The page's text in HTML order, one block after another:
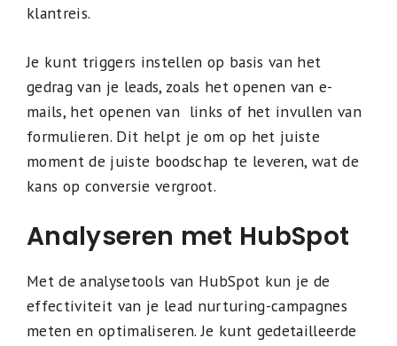
klantreis.
Je kunt triggers instellen op basis van het
gedrag van je leads, zoals het openen van e-
mails, het openen van links of het invullen van
formulieren. Dit helpt je om op het juiste
moment de juiste boodschap te leveren, wat de
kans op conversie vergroot.
Analyseren met HubSpot
Met de analysetools van HubSpot kun je de
effectiviteit van je lead nurturing-campagnes
meten en optimaliseren. Je kunt gedetailleerde